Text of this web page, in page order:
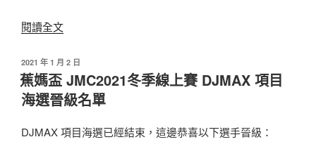
閱讀全文〈蕉
盃
JMC2021
冬
季
線
發
佈
於
2021 年 1 月 2 日
蕉媽盃 JMC2021冬季線上賽 DJMAX 項目
海選晉級名單
DJMAX 項目海選已經結束，這邊恭喜以下選手晉級：